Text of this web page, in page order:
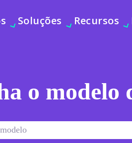
Soluções Recursos
o modelo